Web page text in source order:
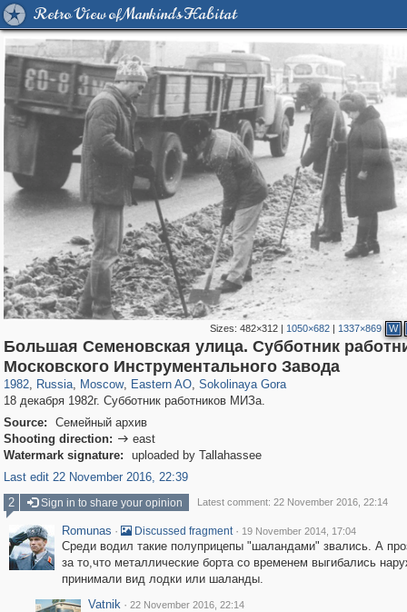
Retro View of Mankind's Habitat
Sizes:482×312 | 1050×682 | 1337×869 W
Большая Семеновская улица. Субботник
Московского Инструментального Завода
1982, Russia
1,406,837 29,243
, Moscow
319,861 8,286
, Eastern AO
20,939 306
, Sokolinaya Gora
1,450 28
18 декабря 1982г. Субботник работников МИЗа.
Source:
Семейный архив
Shooting direction:  east
Watermark signature:
uploaded by Tallahassee
Last edit 22 November 2016, 22:39
2
Sign in to share your opinion Latest comment: 22 November 2016, 22:14
Romunas · Discussed fragment · 19 November 2014, 17:04
Среди водил такие полуприцепы "шаландами" звались. А
за то,что металлические борта со временем выгибались
принимали вид лодки или шаланды.
Vatnik · 22 November 2016, 22:14